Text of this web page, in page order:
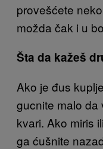
provešćete
možda čak i u
Šta da kažeš
Ako je đus
gucnite malo da
kvari. Ako miris
ga ćušnite